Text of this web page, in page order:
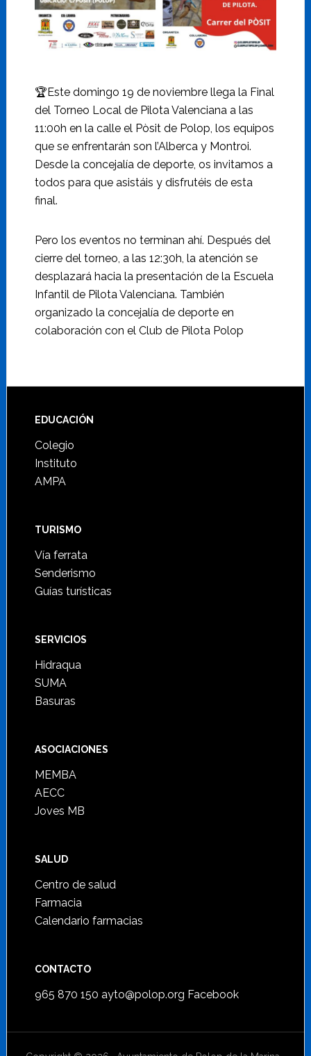
🏆Este domingo 19 de noviembre llega la Final
del Torneo Local de Pilota Valenciana a las
11:00h en la calle el Pòsit de Polop, los equipos
que se enfrentarán son l’Alberca y Montroi.
Desde la concejalía de deporte, os invitamos a
todos para que asistáis y disfrutéis de esta
final.
Pero los eventos no terminan ahí. Después del
cierre del torneo, a las 12:30h, la atención se
desplazará hacia la presentación de la Escuela
Infantil de Pilota Valenciana. También
organizado la concejalía de deporte en
colaboración con el Club de Pilota Polop
Footer
EDUCACIÓN
Colegio
Instituto
AMPA
TURISMO
Vía ferrata
Senderismo
Guías turísticas
SERVICIOS
Hidraqua
SUMA
Basuras
ASOCIACIONES
MEMBA
AECC
Joves MB
SALUD
Centro de salud
Farmacia
Calendario farmacias
CONTACTO
965 870 150 ayto@polop.org Facebook